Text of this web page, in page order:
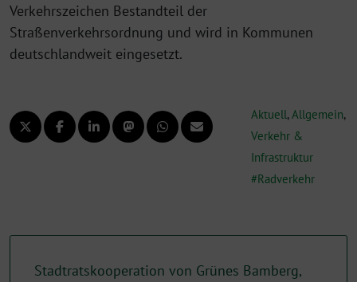
Verkehrszeichen Bestandteil der
Straßenverkehrsordnung und wird in Kommunen
deutschlandweit eingesetzt.
Aktuell,Allgemein,
Verkehr &
Infrastruktur
Radverkehr
Stadtratskooperation von Grünes Bamberg,